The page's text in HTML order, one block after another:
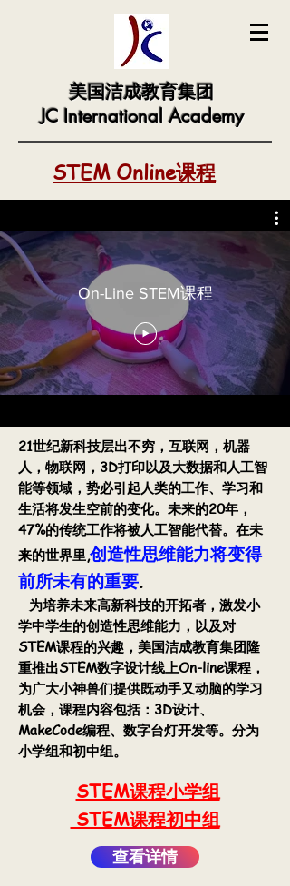
美国洁成教育集团
JC International Academy
STEM Online课程
On-Line STEM课程
21世纪新科技层出不穷，互联网，机器
人，物联网，3D打印以及大数据和人工智
能等领域，势必引起人类的工作、学习和
生活将发生空前的变化。未来的20年，
47%的传统工作将被人工智能代替。在未
来的世界里,创造性思维能力将变得
前所未有的重要.
为培养未来高新科技的开拓者，激发小
学中学生的创造性思维能力，以及对
STEM课程的兴趣，美国洁成教育集团隆
重推出STEM数字设计线上On-line课程，
为广大小神兽们提供既动手又动脑的学习
机会，课程内容包括：3D设计、
MakeCode编程、数字台灯开发等。分为
小学组和初中组。
STEM课程小学组
​ STEM课程初中组
查看详情